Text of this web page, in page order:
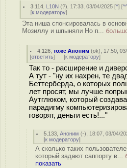
3.114 L10N (?), 17:33, 03/04/2025 [^] [
[к модератору]
Эта ниша спонсировалась в
Мозиллу и шпыняли Но п...
4.126 ,тоже Аноним (ok), 17:50,
[ответить] [к модератору]
Так то - расширение и
А тут - "ну их нахрен, те
Беттерберда, о которых
лет просят, мы лучше
Аутглюком, который
парадигму
говорят, деньги есть!..."
5.133 ,Аноним (-), 18:07, 03/04/
[к модератору]
А сколько таких
который задают саппорту в...
показать